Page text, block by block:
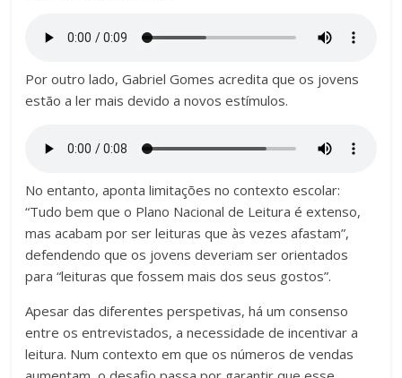
Por outro lado, Gabriel Gomes acredita que os jovens
estão a ler mais devido a novos estímulos.
No entanto, aponta limitações no contexto escolar:
“Tudo bem que o Plano Nacional de Leitura é extenso,
mas acabam por ser leituras que às vezes afastam”,
defendendo que os jovens deveriam ser orientados
para “leituras que fossem mais dos seus gostos”.
Apesar das diferentes perspetivas, há um consenso
entre os entrevistados, a necessidade de incentivar a
leitura. Num contexto em que os números de vendas